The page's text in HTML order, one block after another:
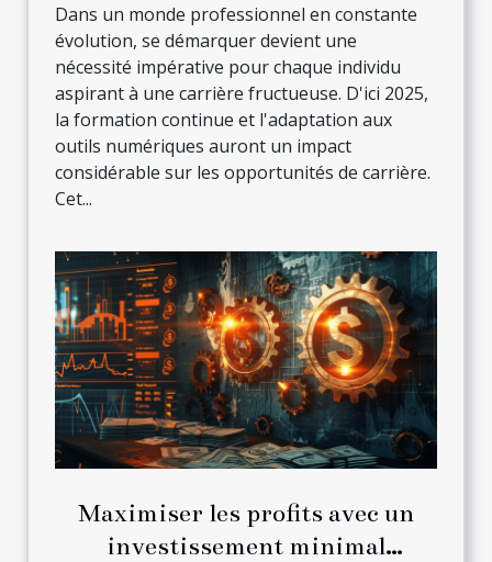
Dans un monde professionnel en constante
évolution, se démarquer devient une
nécessité impérative pour chaque individu
aspirant à une carrière fructueuse. D'ici 2025,
la formation continue et l'adaptation aux
outils numériques auront un impact
considérable sur les opportunités de carrière.
Cet...
Maximiser les profits avec un
investissement minimal